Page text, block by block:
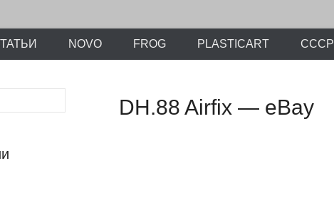
NOVO FROG PLASTICART СССР
DH.88 Airfix — eBay